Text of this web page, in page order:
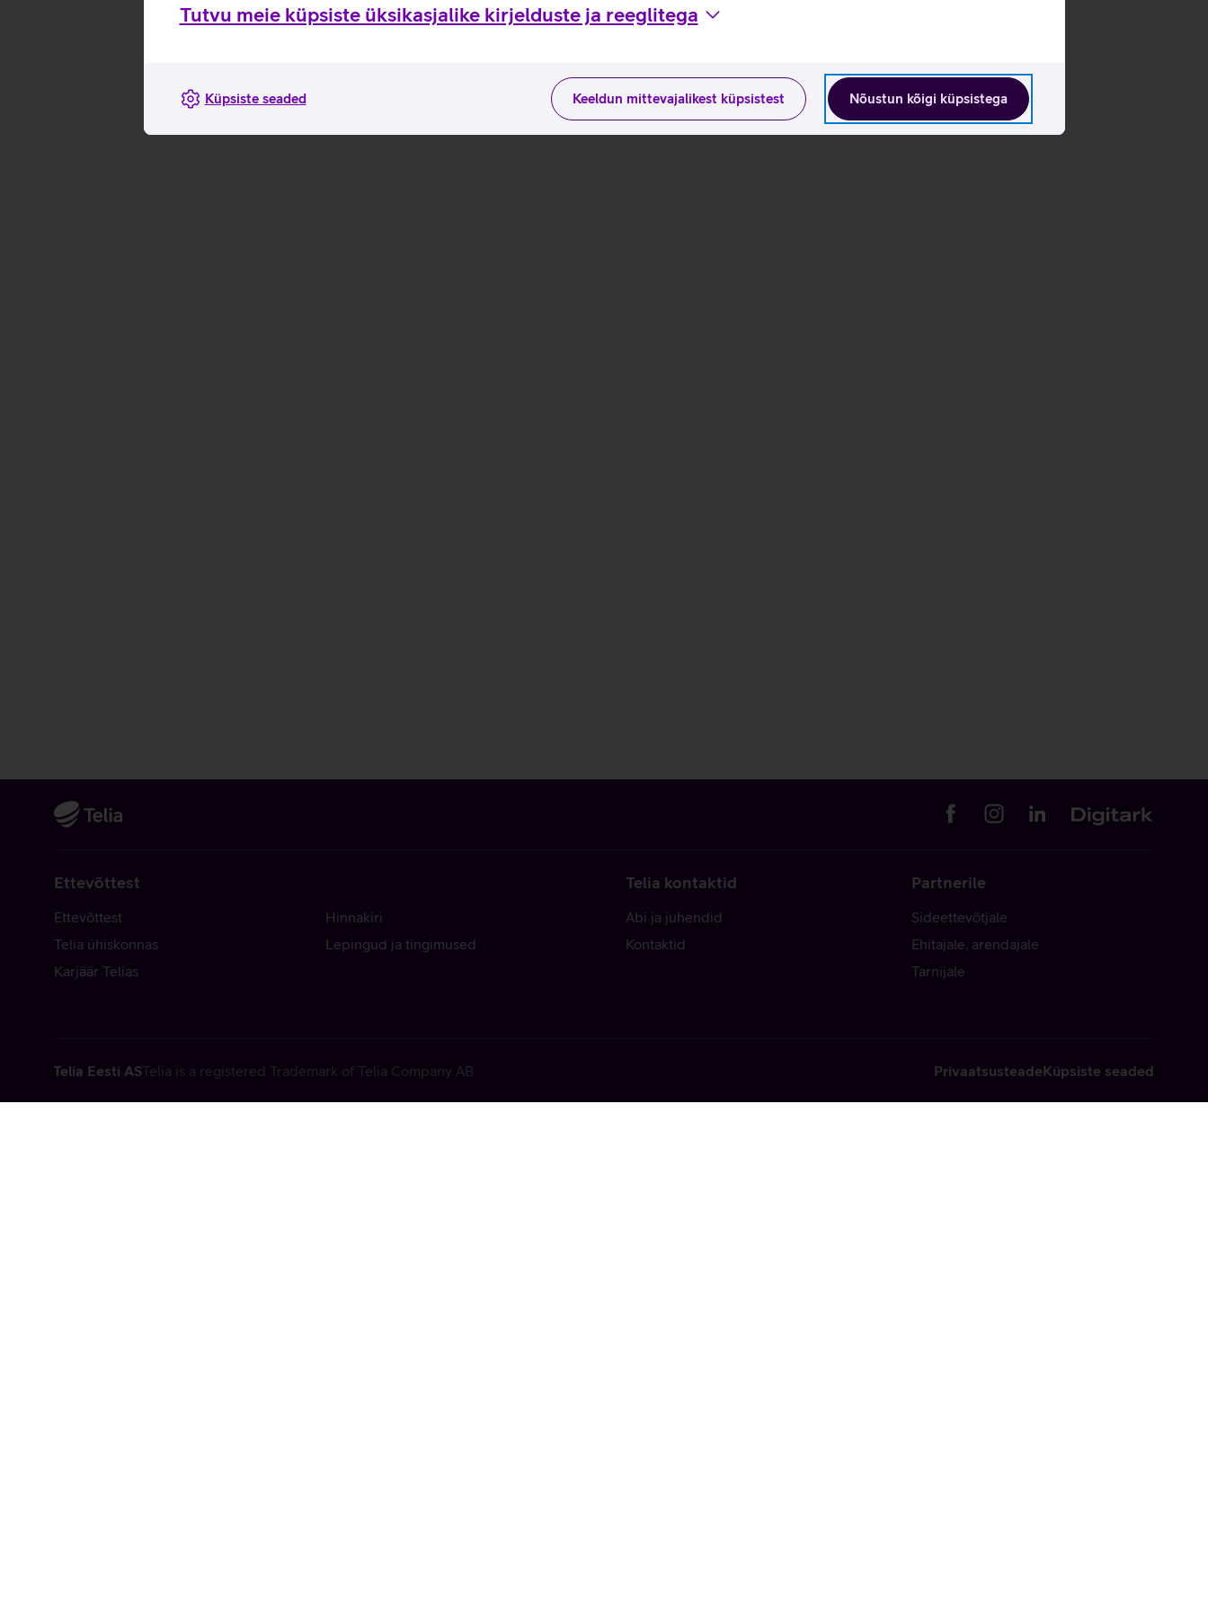
Tutvu meie küpsiste üksikasjalike kirjelduste ja reeglitega
Nõustun kõigi küpsistega
Keeldun mittevajalikest küpsistest
Küpsiste seaded
Ettevõttest
Ettevõttest
Telia ühiskonnas
Karjäär Telias
Hinnakiri
Lepingud ja tingimused
Telia kontaktid
Abi ja juhendid
Kontaktid
Partnerile
Sideettevõtjale
Ehitajale, arendajale
Tarnijale
Telia Eesti ASTelia is a registered Trademark of Telia Company AB PrivaatsusteadeKüpsiste seaded